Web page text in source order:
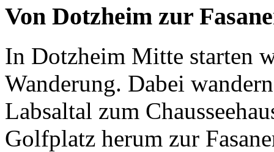
Von Dotzheim zur
In Dotzheim Mitte starten
Wanderung. Dabei
Labsaltal zum
Golfplatz herum zur